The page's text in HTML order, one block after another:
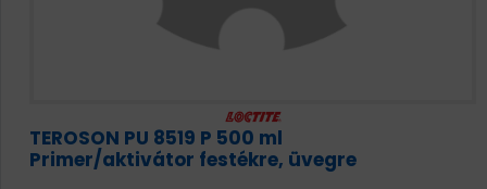
TEROSON PU 8519 P 500 ml
Primer/aktivátor festékre, üvegre